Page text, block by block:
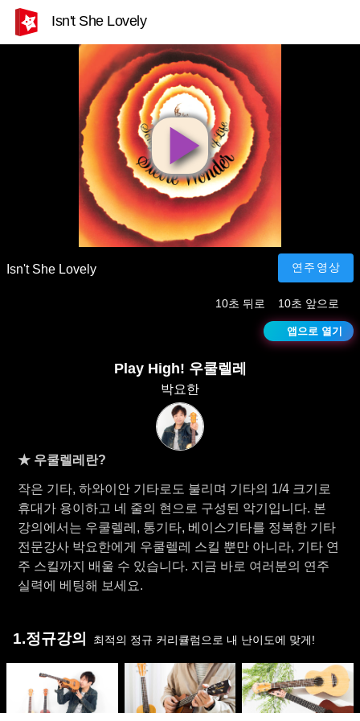
Isn't She Lovely
영
상
재
생
Isn't She Lovely 연주영상
10초 뒤로 10초 앞으로
앱으로 열기
Play High! 우쿨렐레
박요한
★ 우쿨렐레란?
작은 기타, 하와이안 기타로도 불리며 기타의 1/4 크기로
휴대가 용이하고 네 줄의 현으로 구성된 악기입니다. 본
강의에서는 우쿨렐레, 통기타, 베이스기타를 정복한 기타
전문강사 박요한에게 우쿨렐레 스킬 뿐만 아니라, 기타 연
주 스킬까지 배울 수 있습니다. 지금 바로 여러분의 연주
실력에 베팅해 보세요.
1.정규강의 최적의 정규 커리큘럼으로 내 난이도에 맞게!